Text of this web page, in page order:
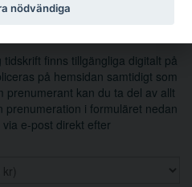
på ERT
finns tillgängliga digitalt på
på hemsidan samtidigt som
prenumerant kan du ta del av allt
prenumeration i formuläret nedan
e-post direkt efter
nödvändiga